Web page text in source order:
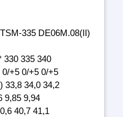
335 DE06M.08(II)
330 335 340
+5 0/+5 0/+5
33,8 34,0 34,2
9,85 9,94
40,7 41,1